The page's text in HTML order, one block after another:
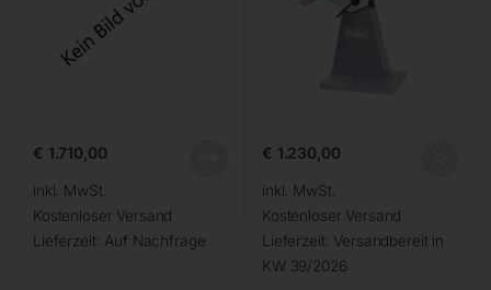
€ 1.710,00
inkl. MwSt.
Kostenloser Versand
Lieferzeit: Auf Nachfrage
€ 1.230,00
inkl. MwSt.
Kostenloser Versand
Lieferzeit: Versandbereit in
KW 39/2026